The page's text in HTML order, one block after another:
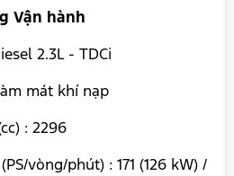
Vận hành
2.3L - TDCi
mát khí nạp
: 2296
vòng/phút) : 171 (126 kW) /